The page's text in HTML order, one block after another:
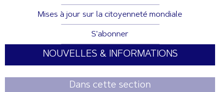
Mises à jour sur la citoyenneté mondiale
S'abonner
NOUVELLES & INFORMATIONS
Dans cette section